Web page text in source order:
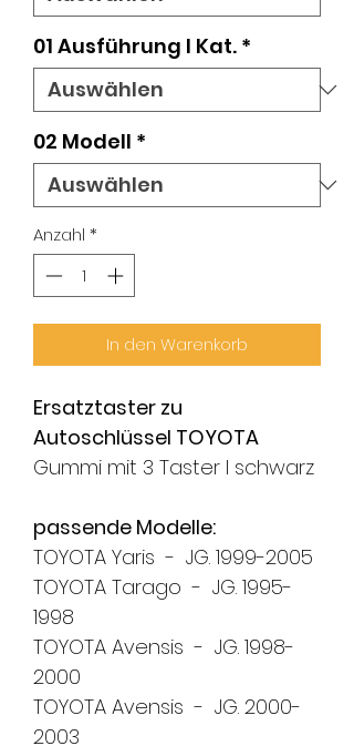
01 Ausführung l Kat. *
02 Modell *
Anzahl *
In den Warenkorb
Ersatztaster zu
Autoschlüssel TOYOTA
Gummi mit 3 Taster I schwarz
passende Modelle:
TOYOTA Yaris - JG. 1999-2005
TOYOTA Tarago - JG. 1995-
1998
TOYOTA Avensis - JG. 1998-
2000
TOYOTA Avensis - JG. 2000-
2003